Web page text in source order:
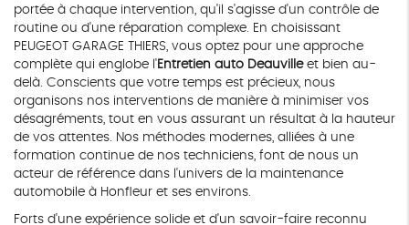
portée à chaque intervention, qu'il s'agisse d'un contrôle de
routine ou d'une réparation complexe. En choisissant
PEUGEOT GARAGE THIERS, vous optez pour une approche
complète qui englobe l'Entretien auto Deauvilleet bien au-
delà. Conscients que votre temps est précieux, nous
organisons nos interventions de manière à minimiser vos
désagréments, tout en vous assurant un résultat à la hauteur
de vos attentes. Nos méthodes modernes, alliées à une
formation continue de nos techniciens, font de nous un
acteur de référence dans l'univers de la maintenance
automobile à Honfleur et ses environs.
Forts d'une expérience solide et d'un savoir-faire reconnu